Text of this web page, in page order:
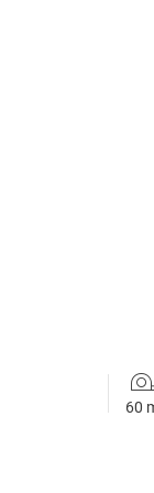
60